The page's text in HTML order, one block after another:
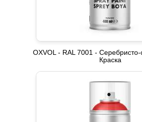
OXVOL - RAL 7001 -
Краска